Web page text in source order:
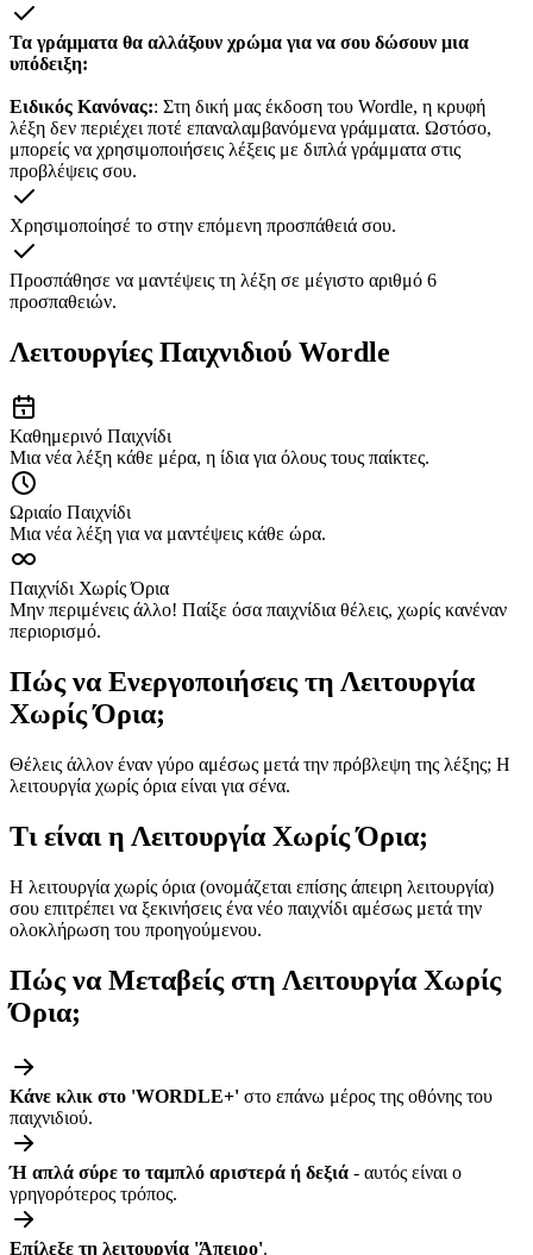
Τα γράμματα θα αλλάξουν χρώμα για να σου δώσουν μια
υπόδειξη:
Ειδικός Κανόνας:: Στη δική μας έκδοση του Wordle, η κρυφή
λέξη δεν περιέχει ποτέ επαναλαμβανόμενα γράμματα. Ωστόσο,
μπορείς να χρησιμοποιήσεις λέξεις με διπλά γράμματα στις
προβλέψεις σου.
Χρησιμοποίησέ το στην επόμενη προσπάθειά σου.
Προσπάθησε να μαντέψεις τη λέξη σε μέγιστο αριθμό 6
προσπαθειών.
Λειτουργίες Παιχνιδιού Wordle
Καθημερινό Παιχνίδι
Μια νέα λέξη κάθε μέρα, η ίδια για όλους τους παίκτες.
Ωριαίο Παιχνίδι
Μια νέα λέξη για να μαντέψεις κάθε ώρα.
Παιχνίδι Χωρίς Όρια
Μην περιμένεις άλλο! Παίξε όσα παιχνίδια θέλεις, χωρίς κανέναν
περιορισμό.
Πώς να Ενεργοποιήσεις τη Λειτουργία
Χωρίς Όρια;
Θέλεις άλλον έναν γύρο αμέσως μετά την πρόβλεψη της λέξης; Η
λειτουργία χωρίς όρια είναι για σένα.
Τι είναι η Λειτουργία Χωρίς Όρια;
Η λειτουργία χωρίς όρια (ονομάζεται επίσης άπειρη λειτουργία)
σου επιτρέπει να ξεκινήσεις ένα νέο παιχνίδι αμέσως μετά την
ολοκλήρωση του προηγούμενου.
Πώς να Μεταβείς στη Λειτουργία Χωρίς
Όρια;
Κάνε κλικ στο 'WORDLE+' στο επάνω μέρος της οθόνης του
παιχνιδιού.
Ή απλά σύρε το ταμπλό αριστερά ή δεξιά - αυτός είναι ο
γρηγορότερος τρόπος.
Επίλεξε τη λειτουργία 'Άπειρο'.